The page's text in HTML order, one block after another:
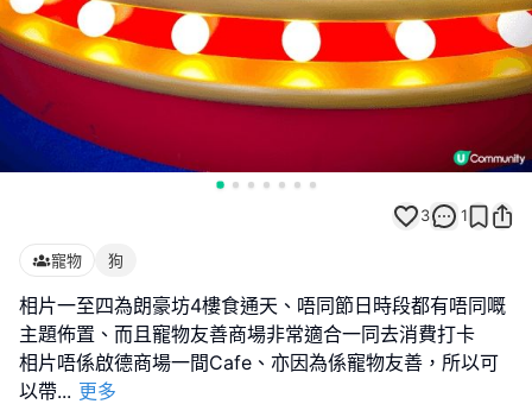
3 1
寵物 狗
相片一至四為朗豪坊4樓食通天、唔同節日時段都有唔同嘅
主題佈置、而且寵物友善商場非常適合一同去消費打卡
相片唔係啟德商場一間Cafe、亦因為係寵物友善，所以可
以帶... 更多